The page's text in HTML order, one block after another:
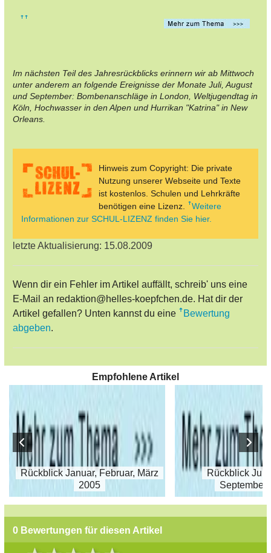
Im nächsten Teil des Jahresrückblicks erinnern wir ab Mittwoch
unter anderem an folgende Ereignisse der Monate Juli, August
und September: Bombenanschläge in London, Weltjugendtag in
Köln, Hochwasser in den Alpen und Hurrikan "Katrina" in New
Orleans.
Hinweis zum Copyright: Die private
Nutzung unserer Webseite und Texte
ist kostenlos. Schulen und Lehrkräfte
benötigen eine Lizenz.
Weitere
Informationen zur SCHUL-LIZENZ finden Sie hier.
letzte Aktualisierung: 15.08.2009
Wenn dir ein Fehler im Artikel auffällt, schreib' uns eine
E-Mail an redaktion@helles-koepfchen.de. Hat dir der
Artikel gefallen? Unten kannst du eine
Bewertung
abgeben.
Empfohlene Artikel
Rückblick Januar, Februar, März
2005
Rückblick Juli,
September
0 Bewertungen für diesen Artikel